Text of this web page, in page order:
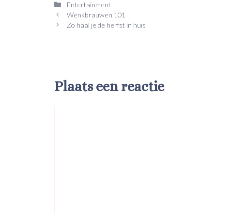
Categorieën
Entertainment
Wenkbrauwen 101
Zo haal je de herfst in huis
Plaats een reactie